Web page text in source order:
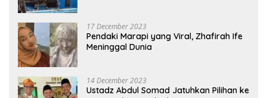
17 December 2023
Pendaki Marapi yang Viral, Zhafirah Ife
Meninggal Dunia
14 December 2023
Ustadz Abdul Somad Jatuhkan Pilihan ke